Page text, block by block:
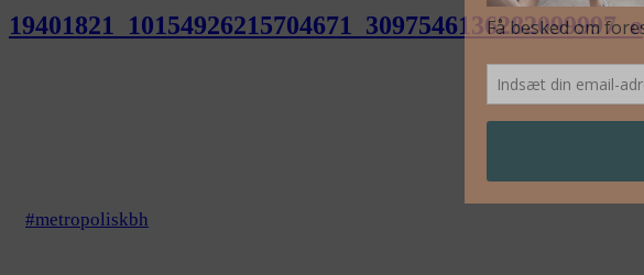
19401821_10154926215704671_3097546136282099997_o
#metropoliskbh